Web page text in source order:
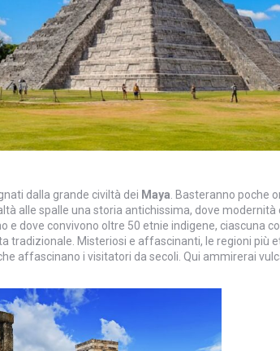
dalla grande civiltà dei Maya . Basteranno poche
alle spalle una storia antichissima, dove modernità
dove convivono oltre 50 etnie indigene, ciascuna
tradizionale. Misteriosi e affascinanti, le regioni più
affascinano i visitatori da secoli. Qui ammirerai